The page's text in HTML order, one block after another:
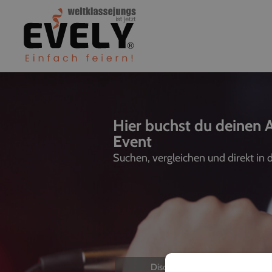
Hier buchst du deinen
Event
Suchen, vergleichen und direkt in
Discjockeys